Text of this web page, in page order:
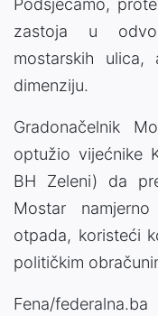
Podsjećamo,
zastoja u
mostarskih
dimenziju.
Gradonačelnik
optužio vijećnike
BH Zeleni) da
Mostar
otpada, koristeći
političkim
Fena/federalna.ba